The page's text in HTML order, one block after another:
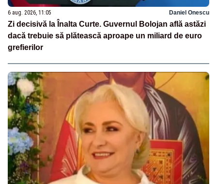
6 aug. 2026, 11:05 Daniel Onescu
Zi decisivă la Înalta Curte. Guvernul Bolojan află astăzi
dacă trebuie să plătească aproape un miliard de euro
grefierilor